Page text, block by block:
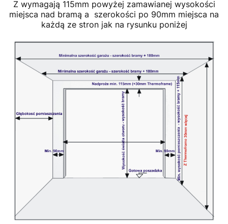
Z wymagają 115mm powyżej zamawianej wysokości
miejsca nad bramą a szerokości po 90mm miejsca na
każdą ze stron jak na rysunku poniżej